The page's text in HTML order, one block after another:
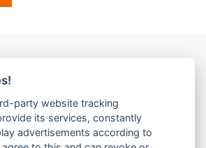
party website tracking
its services, constantly
advertisements according to